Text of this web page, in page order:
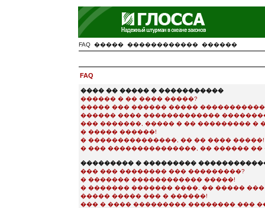
FAQ ����� ������������ ������
FAQ
���� �� ����� � �����������
������ � �� ���� �����?
����� ��� ������ �����
������ ���� �������������
��� �������, ����� � �� ��������� �
� ����� ������!
� ���������������, �� �� ���� �����!
� ��� ���������������, �� ������ ��
��������� � ���������
��� ��� �������� ��� ���������?
� ������� ������������ �����!
� ������� ������� ����, �� �����
����� ����� ��� � ������!
��� � ���� ��������� �������� ���